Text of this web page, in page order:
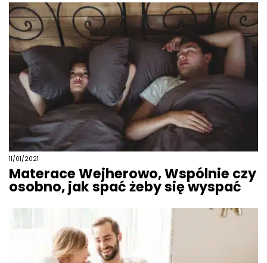
11/01/2021
Materace Wejherowo, Wspólnie czy
osobno, jak spać żeby się wyspać